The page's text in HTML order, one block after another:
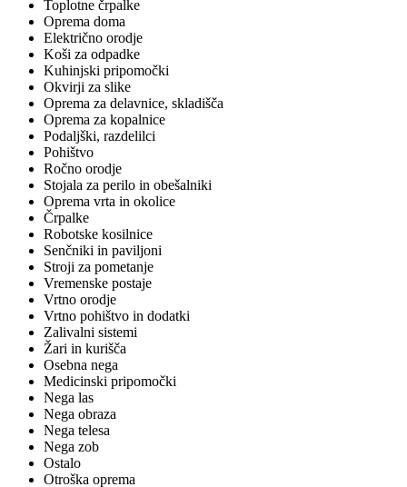
Toplotne črpalke
Oprema doma
Električno orodje
Koši za odpadke
Kuhinjski pripomočki
Okvirji za slike
Oprema za delavnice, skladišča
Oprema za kopalnice
Podaljški, razdelilci
Pohištvo
Ročno orodje
Stojala za perilo in obešalniki
Oprema vrta in okolice
Črpalke
Robotske kosilnice
Senčniki in paviljoni
Stroji za pometanje
Vremenske postaje
Vrtno orodje
Vrtno pohištvo in dodatki
Zalivalni sistemi
Žari in kurišča
Osebna nega
Medicinski pripomočki
Nega las
Nega obraza
Nega telesa
Nega zob
Ostalo
Otroška oprema